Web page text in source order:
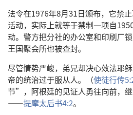
法令在1976年8月31日颁布，它禁
活动，实际上就等于禁制一项自
动。警方把分社的办公室和印刷厂
王国聚会所也被查封。
尽管情势严峻，弟兄却决心效法耶
帝的统治过于服从人。（使徒行传
节”，阿根廷的见证人勇往向前，继
——提摩太后书4:2。